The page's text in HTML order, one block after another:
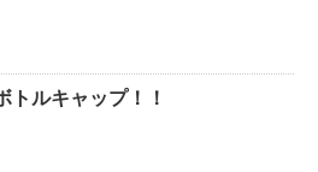
トルキャップ！！